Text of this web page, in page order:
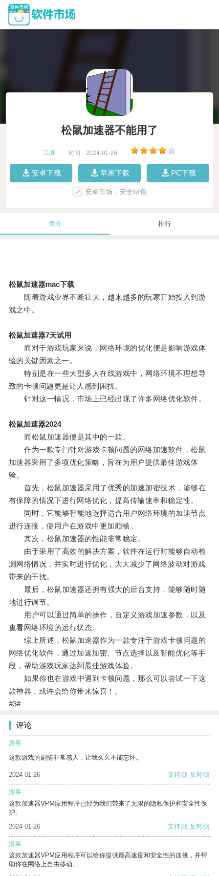
松鼠加速器不能用了
工具 时间：2024-01-26
安卓下载 苹果下载 PC下载
安卓市场，安全绿色
简介 排行
松鼠加速器mac下载
随着游戏业界不断壮大，越来越多的玩家开始投入到游
戏之中。
松鼠加速器7天试用
而对于游戏玩家来说，网络环境的优化便是影响游戏体
验的关键因素之一。
特别是在一些大型多人在线游戏中，网络环境不理想导
致的卡顿问题更是让人感到困扰。
针对这一情况，市场上已经出现了许多网络优化软件。
松鼠加速器2024
而松鼠加速器便是其中的一款。
作为一款专门针对游戏卡顿问题的网络加速软件，松鼠
加速器采用了多项优化策略，旨在为用户提供最佳游戏体
验。
首先，松鼠加速器采用了优秀的加速加密技术，能够在
有保障的情况下进行网络优化，提高传输速率和稳定性。
同时，它能够智能地选择适合用户网络环境的加速节点
进行连接，使用户在游戏中更加顺畅。
其次，松鼠加速器的性能非常稳定。
由于采用了高效的解决方案，软件在运行时能够自动检
测网络情况，并实时进行优化，大大减少了网络波动对游戏
带来的干扰。
最后，松鼠加速器还拥有强大的后台支持，能够随时随
地进行调节。
用户可以通过简单的操作，自定义游戏加速参数，以及
查看网络环境的运行状态。
综上所述，松鼠加速器作为一款专注于游戏卡顿问题的
网络优化软件，通过加速加密、节点选择以及智能优化等手
段，帮助游戏玩家达到最佳游戏体验。
如果你也在游戏中遇到卡顿问题，那么可以尝试一下这
款神器，或许会给你带来惊喜！。
#3#
评论
游客
这款游戏的剧情非常感人，让我久久不能忘怀。
2024-01-26 支持[0] 反对[0]
游客
这款加速器VPM应用程序已经为我们带来了无限的隐私保护和安全性保
护。
2024-01-26
支持[0] 反对[0]
游客
这款加速器VPM应用程序可以给你提供最高速度和安全性的连接，并帮
助你在网络上自由移动。